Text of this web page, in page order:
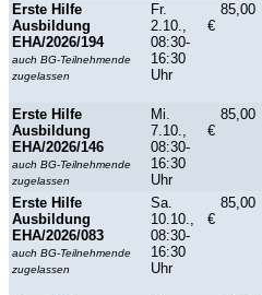
Erste Hilfe
Ausbildung
EHA/2026/194
auch BG-Teilnehmende
zugelassen
Fr.
2.10.,
08:30-
16:30
Uhr
85,00
€
Erste Hilfe
Ausbildung
EHA/2026/146
auch BG-Teilnehmende
zugelassen
Mi.
7.10.,
08:30-
16:30
Uhr
85,00
€
Erste Hilfe
Ausbildung
EHA/2026/083
auch BG-Teilnehmende
zugelassen
Sa.
10.10.,
08:30-
16:30
Uhr
85,00
€